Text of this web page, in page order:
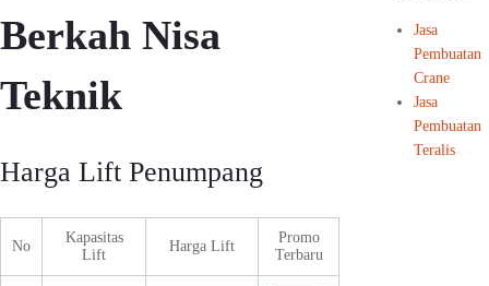
Berkah Nisa
Teknik
Harga Lift Penumpang
No
Kapasitas
Lift
Harga Lift
Promo
Terbaru
Jasa
Pembuatan
Crane
Jasa
Pembuatan
Teralis